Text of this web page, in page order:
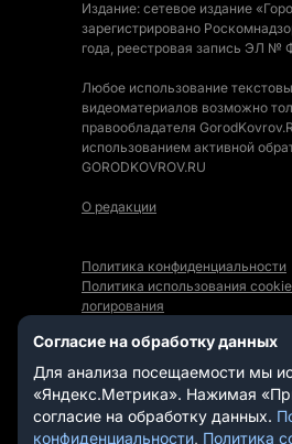
Издание: сетевое издание
зарегистрировано
года, реестровая запись ЭЛ №
Любое использование
видеоматериалов возможно
правообладателя
использованием активной
GORODKOVROV.RU
О редакции
Политика конфиденциальности
Политика использования
логирования
Мы в
Согласие на обработку данных
Для анализа посещаемости мы
«Яндекс.Метрика». Нажимая
согласие на обработку данных.
конфиденциальности, Политика